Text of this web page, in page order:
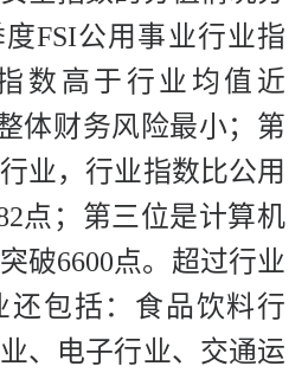
FSI公用事业行业指
数高于行业均值近
体财务风险最小；第
业，行业指数比公用
点；第三位是计算机
破6600点。超过行业
还包括：食品饮料行
、电子行业、交通运